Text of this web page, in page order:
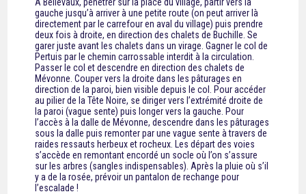
gauche jusqu’à arriver à une petite route (on peut arriver là
directement par le carrefour en aval du village) puis prendre
deux fois à droite, en direction des chalets de Buchille. Se
garer juste avant les chalets dans un virage. Gagner le col de
Pertuis par le chemin carrossable interdit à la circulation.
Passer le col et descendre en direction des chalets de
Mévonne. Couper vers la droite dans les pâturages en
direction de la paroi, bien visible depuis le col. Pour accéder
au pilier de la Tête Noire, se diriger vers l’extrémité droite de
la paroi (vague sente) puis longer vers la gauche. Pour
l’accès à la dalle de Mévonne, descendre dans les pâturages
sous la dalle puis remonter par une vague sente à travers de
raides ressauts herbeux et rocheux. Les départ des voies
s’accède en remontant encordé un socle où l’on s’assure
sur les arbres (sangles indispensables). Après la pluie où s’il
y a de la rosée, prévoir un pantalon de rechange pour
l’escalade !